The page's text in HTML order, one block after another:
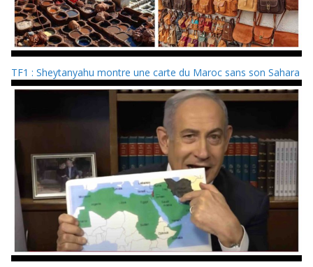
TF1 : Sheytanyahu montre une carte du Maroc sans son Sahara